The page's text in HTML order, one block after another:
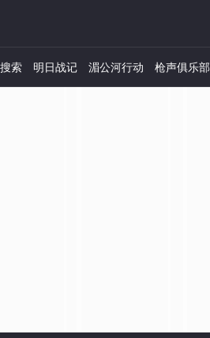
索 明日战记 湄公河行动 枪声俱乐部